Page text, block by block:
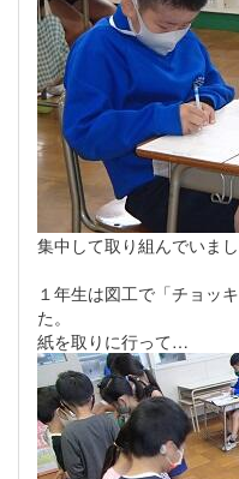
集中して取り組んでいまし
１年生は図工で「チョッ
た。
紙を取りに行って…